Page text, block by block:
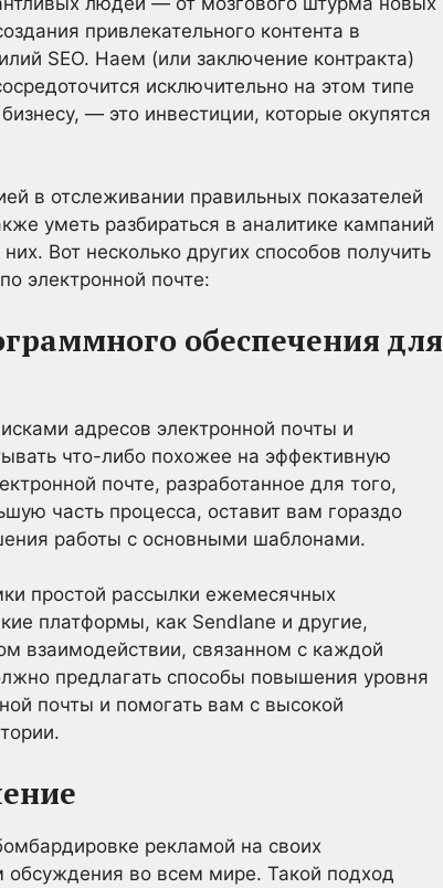
привлекательного контента в
SEO. Наем (или заключение контракта)
исключительно на этом типе
— это инвестиции, которые окупятся
в отслеживании правильных показателей
уметь разбираться в аналитике кампаний
Вот несколько других способов получить
электронной почте:
обеспечения для
адресов электронной почты и
что-либо похожее на эффективную
почте, разработанное для того,
часть процесса, оставит вам гораздо
работы с основными шаблонами.
простой рассылки ежемесячных
платформы, как Sendlane и другие,
взаимодействии, связанном с каждой
предлагать способы повышения уровня
почты и помогать вам с высокой
рекламой на своих
обсуждения во всем мире. Такой подход